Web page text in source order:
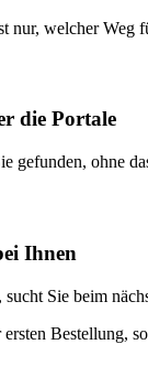
nur, welcher Weg
die Portale
gefunden, ohne
Ihnen
Sie beim
Bestellung,